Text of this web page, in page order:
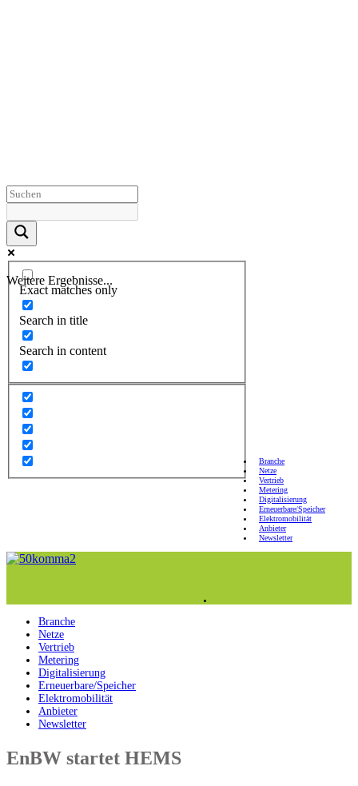
Weitere Ergebnisse...
Exact matches only
Search in title
Search in content
Branche
Netze
Vertrieb
Metering
Digitalisierung
Erneuerbare/Speicher
Elektromobilität
Anbieter
Newsletter
Branche
Netze
Vertrieb
Metering
Digitalisierung
Erneuerbare/Speicher
Elektromobilität
Anbieter
Newsletter
EnBW startet HEMS